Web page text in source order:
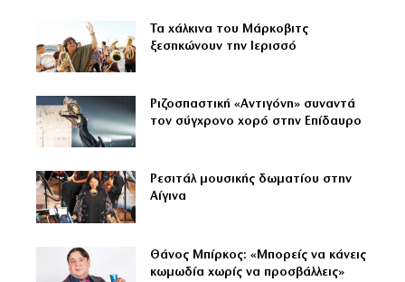
Τα χάλκινα του Μάρκοβιτς
ξεσηκώνουν την Ιερισσό
Ριζοσπαστική «Αντιγόνη» συναντά
τον σύγχρονο χορό στην Επίδαυρο
Ρεσιτάλ μουσικής δωματίου στην
Αίγινα
Θάνος Μπίρκος: «Μπορείς να κάνεις
κωμωδία χωρίς να προσβάλλεις»